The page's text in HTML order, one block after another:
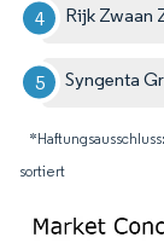
Rijk Zwaan
Syngenta
sortiert